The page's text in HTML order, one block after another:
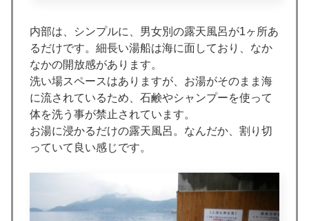
内部は、シンプルに、男女別の露天風呂が1ヶ所あ
るだけです。細長い湯船は海に面しており、なか
なかの開放感があります。
洗い場スペースはありますが、お湯がそのまま海
に流されているため、石鹸やシャンプーを使って
体を洗う事が禁止されています。
お湯に浸かるだけの露天風呂。なんだか、割り切
っていて良い感じです。